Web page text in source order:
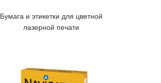
Бумага и этикетки для цветной
лазерной печати